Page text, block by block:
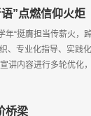
”点燃信仰火炬
“挺膺担当传薪火
、专业化指导、实
讲内容进行多轮优化
桥梁